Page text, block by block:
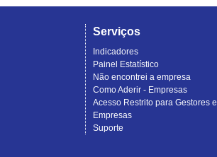
Serviços
Indicadores
Painel Estatístico
Não encontrei a empresa
Como Aderir - Empresas
Acesso Restrito para Gestores e
Empresas
Suporte